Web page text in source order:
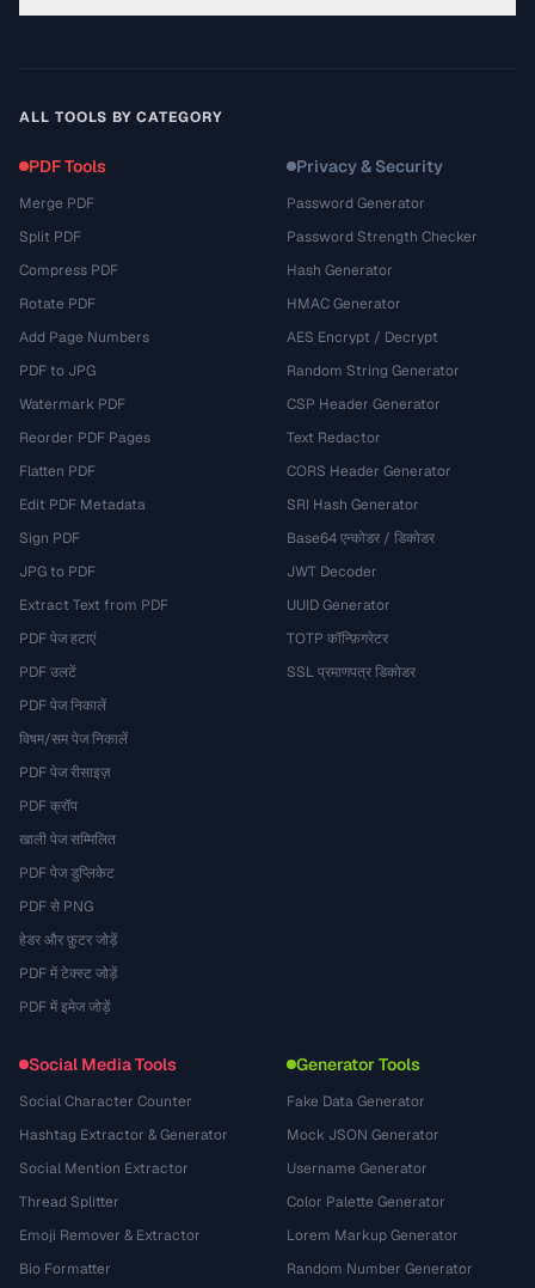
ALL TOOLS BY CATEGORY
PDF Tools
Merge PDF
Split PDF
Compress PDF
Rotate PDF
Add Page Numbers
PDF to JPG
Watermark PDF
Reorder PDF Pages
Flatten PDF
Edit PDF Metadata
Sign PDF
JPG to PDF
Extract Text from PDF
PDF पेज हटाएं
PDF उलटें
PDF पेज निकालें
विषम/सम पेज निकालें
PDF पेज रीसाइज़
PDF क्रॉप
खाली पेज सम्मिलित
PDF पेज डुप्लिकेट
PDF से PNG
हेडर और फ़ुटर जोड़ें
PDF में टेक्स्ट जोड़ें
PDF में इमेज जोड़ें
Privacy & Security
Password Generator
Password Strength Checker
Hash Generator
HMAC Generator
AES Encrypt / Decrypt
Random String Generator
CSP Header Generator
Text Redactor
CORS Header Generator
SRI Hash Generator
Base64 एन्कोडर / डिकोडर
JWT Decoder
UUID Generator
TOTP कॉन्फ़िगरेटर
SSL प्रमाणपत्र डिकोडर
Social Media Tools
Social Character Counter
Hashtag Extractor & Generator
Social Mention Extractor
Thread Splitter
Emoji Remover & Extractor
Bio Formatter
Generator Tools
Fake Data Generator
Mock JSON Generator
Username Generator
Color Palette Generator
Lorem Markup Generator
Random Number Generator